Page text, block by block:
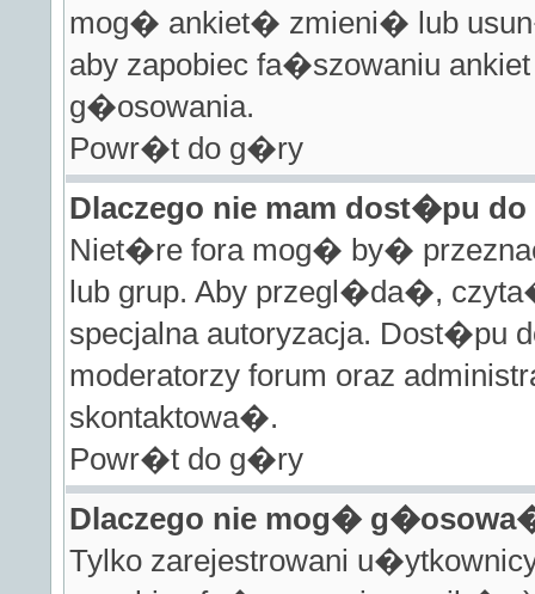
mog� ankiet� zmieni� lub
aby zapobiec fa�szowaniu
g�osowania.
Powr�t do g�ry
Dlaczego nie mam dost�pu
Niet�re fora mog� by�
lub grup. Aby przegl�da�,
specjalna autoryzacja. Dost�pu
moderatorzy forum oraz
skontaktowa�.
Powr�t do g�ry
Dlaczego nie mog�
Tylko zarejestrowani